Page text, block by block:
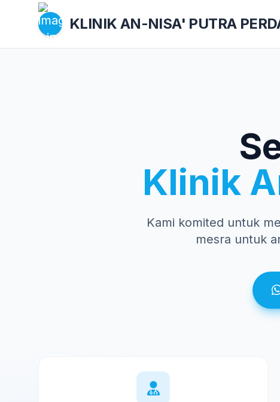
KLINIK AN-NISA' PUTRA
Klinik
Kami komited untuk
mesra untuk